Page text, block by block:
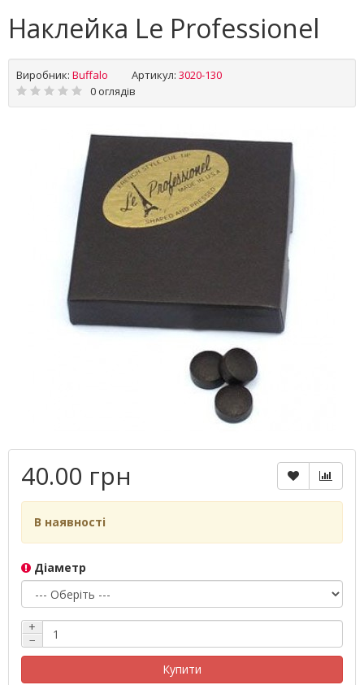
Наклейка Le Professionel
Виробник: Buffalo Артикул: 3020-130
0 оглядів
40.00 грн
В наявності
Діаметр
+
−
Купити